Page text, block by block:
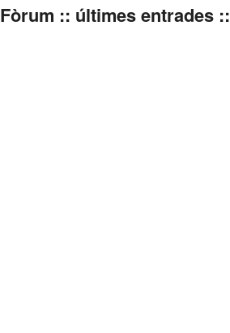
Fòrum :: últimes entrades ::